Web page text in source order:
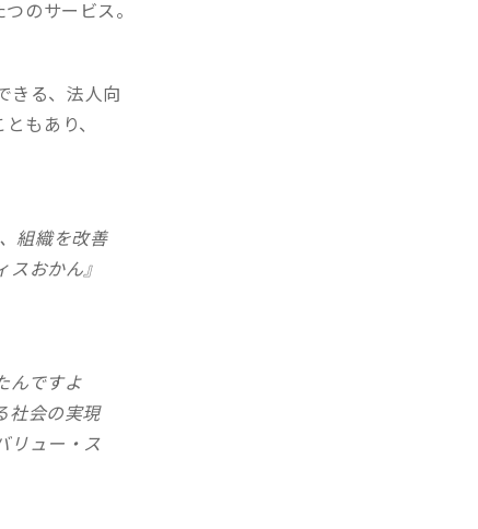
のサービス。
きる、法人向
もあり、
組織を改善
おかん』
んですよ
社会の実現
リュー・ス